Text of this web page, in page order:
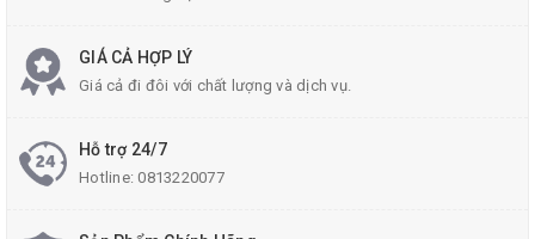
GIÁ CẢ HỢP LÝ
Giá cả đi đôi với chất lượng và dịch vụ.
Hỗ trợ 24/7
Hotline:0813220077